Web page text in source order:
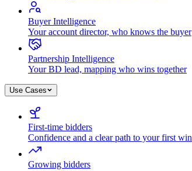
Buyer Intelligence
Your account director, who knows the buyer
Partnership Intelligence
Your BD lead, mapping who wins together
Use Cases
First-time bidders
Confidence and a clear path to your first win
Growing bidders